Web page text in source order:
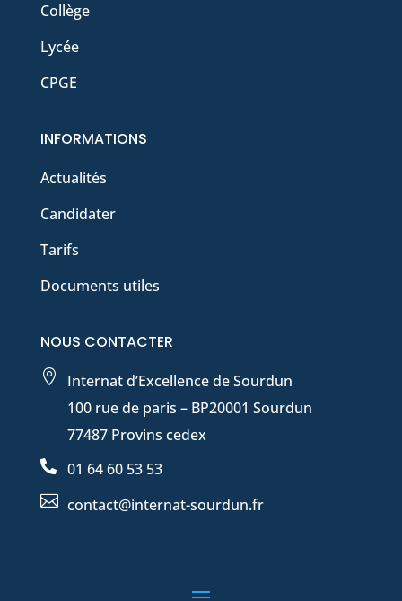
Collège
Lycée
CPGE
INFORMATIONS
Actualités
Candidater
Tarifs
Documents utiles
NOUS CONTACTER

Internat d’Excellence de Sourdun
100 rue de paris – BP20001 Sourdun
77487 Provins cedex
 01 64 60 53 53
 contact@internat-sourdun.fr